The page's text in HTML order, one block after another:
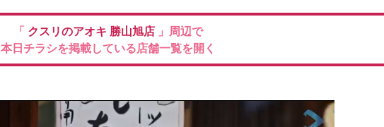
「 クスリのアオキ 勝山旭店 」周辺で
本日チラシを掲載している店舗一覧を開く